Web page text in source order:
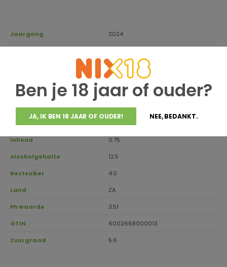
Ben je 18 jaar of ouder?
JA, IK BEN 18 JAAR OF OUDER! NEE, BEDANKT.
Jaargang 2024
50% Sauvignon Blanc , 50%
Chardonnay
Regio Western Cape
Aanbevolen
drinktemperatuur
12-14
Inhoud 0.75
Alcoholgehalte 12.5
Restsuiker 4.0
Land ZA
Ph waarde 3.51
GTIN 6002668000013
Zuurgraad 5.6